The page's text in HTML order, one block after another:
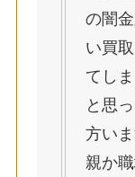
の闇
い買
てし
と思
方い
親か